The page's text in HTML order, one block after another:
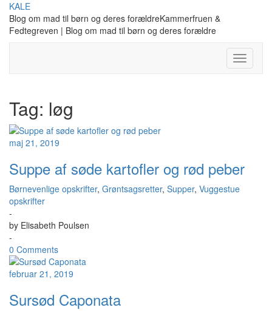
Skip
content
KALE
Blog om mad til børn og deres forældreKammerfruen &
Fedtegreven | Blog om mad til børn og deres forældre
Toggle
Tag: løg
maj 21, 2019
Suppe af søde kartofler og rød peber
Børnevenlige opskrifter, Grøntsagsretter, Supper, Vuggestue
opskrifter
-
by Elisabeth Poulsen
-
0 Comments
februar 21, 2019
Sursød Caponata